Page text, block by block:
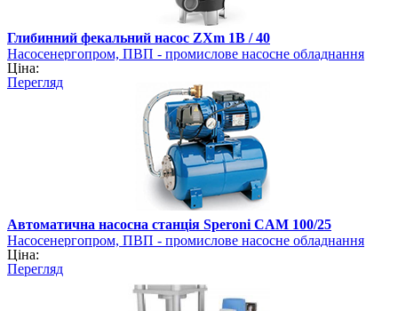
Глибинний фекальний насос ZXm 1B / 40
Насосенергопром, ПВП - промислове насосне обладнання
Ціна:
Перегляд
Автоматична насосна станція Speroni CAM 100/25
Насосенергопром, ПВП - промислове насосне обладнання
Ціна:
Перегляд